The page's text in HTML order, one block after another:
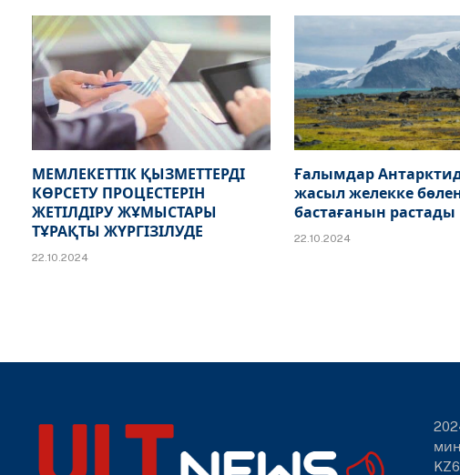
МЕМЛЕКЕТТІК ҚЫЗМЕТТЕРДІ
КӨРСЕТУ ПРОЦЕСТЕРІН
ЖЕТІЛДІРУ ЖҰМЫСТАРЫ
ТҰРАҚТЫ ЖҮРГІЗІЛУДЕ
22.10.2024
Ғалымдар
жасыл желекке
бастағанын растады
22.10.2024